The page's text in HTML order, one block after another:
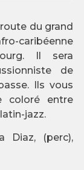
route du grand
caribéenne
Il sera
de
Ils vous
coloré entre
jazz.
Diaz, (perc),